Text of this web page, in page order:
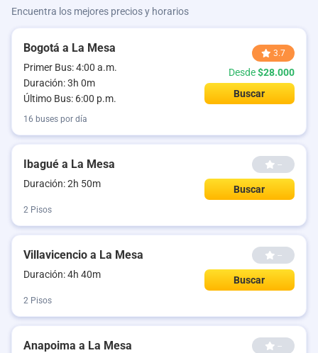
Encuentra los mejores precios y horarios
Bogotá a La Mesa
Primer Bus: 4:00 a.m.
Duración: 3h 0m
Último Bus: 6:00 p.m.
3.7
Desde$28.000
Buscar
16 buses por día
Ibagué a La Mesa
Duración: 2h 50m
--
Buscar
2 Pisos
Villavicencio a La Mesa
Duración: 4h 40m
--
Buscar
2 Pisos
Anapoima a La Mesa --